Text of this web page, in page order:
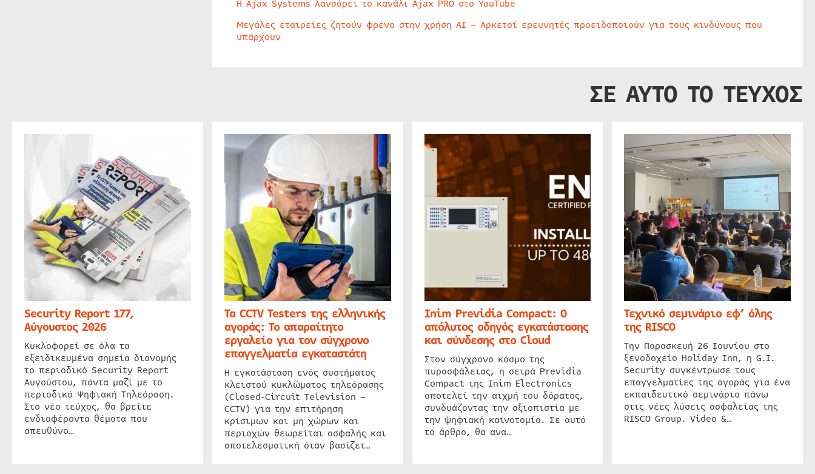
Η Ajax Systems λανσάρει το κανάλι Ajax PRO στο YouTube
Μεγάλες εταιρείες ζητούν φρένο στην χρήση AI – Αρκετοί ερευνητές προειδοποιούν για τους κινδύνους που
υπάρχουν
ΣΕ ΑΥΤΟ ΤΟ ΤΕΥΧΟΣ
Security Report 177,
Αύγουστος 2026
Κυκλοφορεί σε όλα τα
εξειδικευμένα σημεία διανομής
το περιοδικό Security Report
Αυγούστου, πάντα μαζί με το
περιοδικό Ψηφιακή Τηλεόραση.
Στο νέο τεύχος, θα βρείτε
ενδιαφέροντα θέματα που
απευθύνο…
Τα CCTV Testers της ελληνικής
αγοράς: Το απαραίτητο
εργαλείο για τον σύγχρονο
επαγγελματία εγκαταστάτη
Η εγκατάσταση ενός συστήματος
κλειστού κυκλώματος τηλεόρασης
(Closed-Circuit Television –
CCTV) για την επιτήρηση
κρίσιμων και μη χώρων και
περιοχών θεωρείται ασφαλής και
αποτελεσματική όταν βασίζετ…
Inim Previdia Compact: Ο
απόλυτος οδηγός εγκατάστασης
και σύνδεσης στο Cloud
Στον σύγχρονο κόσμο της
πυρασφάλειας, η σειρά Previdia
Compact της Inim Electronics
αποτελεί την αιχμή του δόρατος,
συνδυάζοντας την αξιοπιστία με
την ψηφιακή καινοτομία. Σε αυτό
το άρθρο, θα ανα…
Τεχνικό σεμινάριο εφ’ όλης
της RISCO
Την Παρασκευή 26 Ιουνίου στο
ξενοδοχείο Holiday Inn, η G.I.
Security συγκέντρωσε τους
επαγγελματίες της αγοράς για ένα
εκπαιδευτικό σεμινάριο πάνω
στις νέες λύσεις ασφαλείας της
RISCO Group. Video &…